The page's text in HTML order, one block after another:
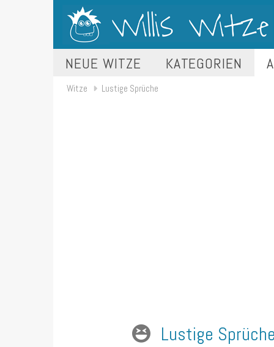
NEUE WITZE KATEGORIEN
Witze Lustige Sprüche
Lustige Sprüche